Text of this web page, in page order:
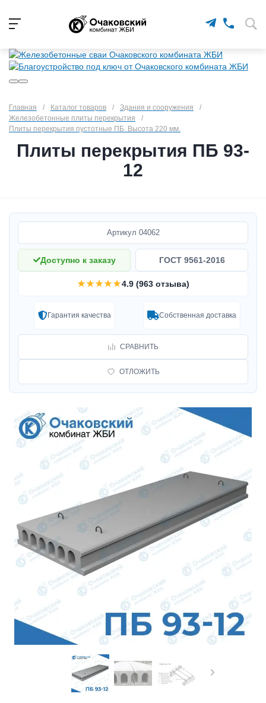
Главная / Каталог товаров / Здания и сооружения
/
Железобетонные плиты перекрытия
/
Плиты перекрытия пустотные ПБ. Высота 220 мм.
Плиты перекрытия ПБ 93-
12
Артикул 04062
Доступно к заказу ГОСТ 9561-2016
★★★★★4.9 (963 отзыва)
Гарантия качества Собственная доставка
СРАВНИТЬ
ОТЛОЖИТЬ